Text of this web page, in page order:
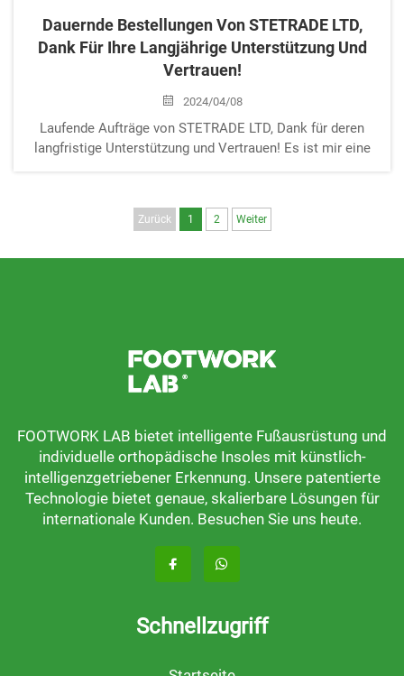
Dauernde Bestellungen Von STETRADE LTD,
Dank Für Ihre Langjährige Unterstützung Und
Vertrauen!
2024/04/08
Laufende Aufträge von STETRADE LTD, Dank für deren
langfristige Unterstützung und Vertrauen! Es ist mir eine
STETRADE LTD auszudrücken. Seit Beginn unserer
Zusammenarbeit am ...
Zurück 1 2 Weiter
FOOTWORK LAB bietet intelligente Fußausrüstung und
individuelle orthopädische Insoles mit künstlich-
intelligenzgetriebener Erkennung. Unsere patentierte
Technologie bietet genaue, skalierbare Lösungen für
internationale Kunden. Besuchen Sie uns heute.
Schnellzugriff